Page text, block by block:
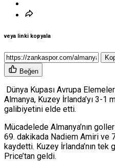
veya linki kopyala
Beğen
Dünya Kupası Avrupa
Almanya, Kuzey İrlanda’yı 3-1
galibiyetini elde etti.
Mücadelede Almanya’nın
69. dakikada Nadiem Amiri ve
kaydetti. Kuzey İrlanda’nın
Price’tan geldi.